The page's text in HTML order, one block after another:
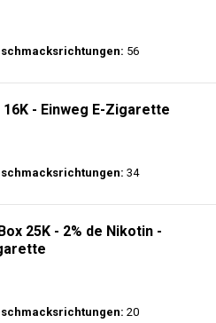
56
16K - Einweg E-Zigarette
34
25K - 2% de Nikotin -
20